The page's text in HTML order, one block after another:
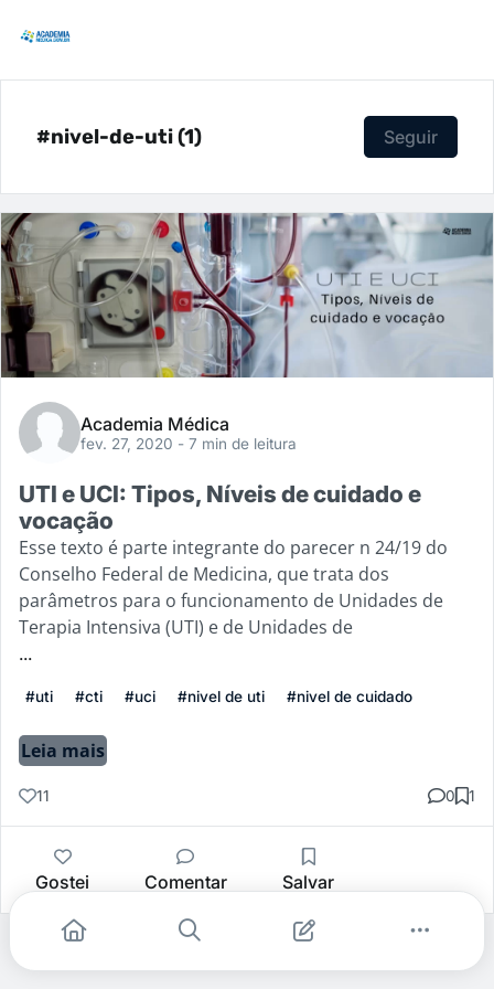
#nivel-de-uti (1) Seguir
Academia Médica
fev. 27, 2020 - 7 min de leitura
UTI e UCI: Tipos, Níveis de cuidado e
vocação
Esse texto é parte integrante do parecer n 24/19 do
Conselho Federal de Medicina, que trata dos
parâmetros para o funcionamento de Unidades de
Terapia Intensiva (UTI) e de Unidades de
...
#uti #cti #uci #nivel de uti #nivel de cuidado
Leia mais
11 0 1
Gostei Comentar Salvar